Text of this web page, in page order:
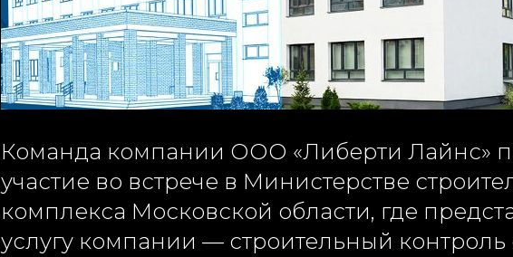
Команда компании ООО «Либерти Лайнс»
участие во встрече в Министерстве
комплекса Московской области, где
услугу компании — строительный контроль